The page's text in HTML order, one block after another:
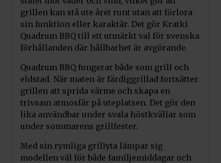
grillen kan stå ute året runt utan att förlora
sin funktion eller karaktär. Det gör Kratki
Quadrum BBQ till ett utmärkt val för svenska
förhållanden där hållbarhet är avgörande.
Quadrum BBQ fungerar både som grill och
eldstad. När maten är färdiggrillad fortsätter
grillen att sprida värme och skapa en
trivsam atmosfär på uteplatsen. Det gör den
lika användbar under svala höstkvällar som
under sommarens grillfester.
Med sin rymliga grillyta lämpar sig
modellen väl för både familjemiddagar och